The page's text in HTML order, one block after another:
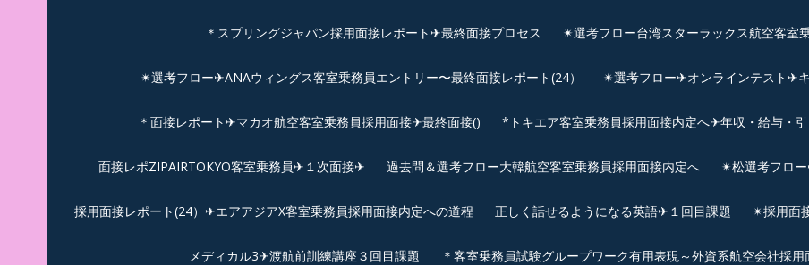
＊スプリングジャパン採用面接レポート✈最終面接プロセス ✴︎選考フロー台湾スターラックス航空客室
✴︎選考フロー✈︎ANAウィングス客室乗務員エントリー〜最終面接レポート(24） ✴︎選考フロー✈オンラインテスト✈
＊面接レポート✈マカオ航空客室乗務員採用面接✈最終面接() *トキエア客室乗務員採用面接内定へ✈年収・給与・
面接レポZIPAIRTOKYO客室乗務員✈１次面接✈ 過去問＆選考フロー大韓航空客室乗務員採用面接内定へ ✴︎松選考フロ
採用面接レポート(24）✈エアアジアX客室乗務員採用面接内定への道程 正しく話せるようになる英語✈１回目課題 ✴︎採用面
メディカル3✈渡航前訓練講座３回目課題 ＊客室乗務員試験グループワーク有用表現～外資系航空会社採